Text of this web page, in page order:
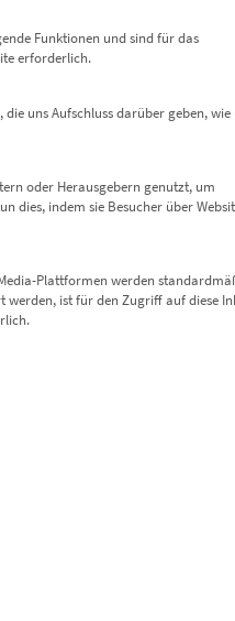
The Giving Tree BW
€24,90– €999,00
Lieferzeit: ca. 10 Werktage
für die eine Einwilligung
Funktionen und sind für das
erforderlich.
uns Aufschluss darüber geben, wie
oder Herausgebern genutzt, um
dies, indem sie Besucher über
Plattformen werden
werden, ist für den Zugriff auf diese